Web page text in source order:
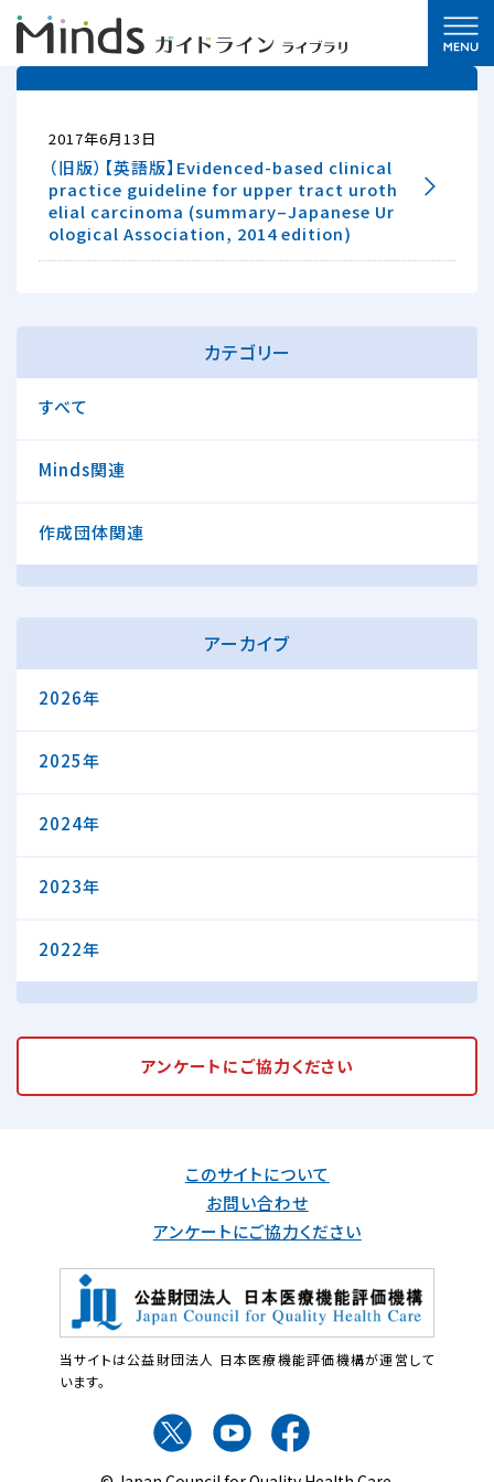
2017年6月13日
（旧版）【英語版】Evidenced-based clinical
practice guideline for upper tract uroth
elial carcinoma (summary–Japanese Ur
ological Association, 2014 edition)
カテゴリー
すべて
Minds関連
作成団体関連
アーカイブ
2026年
2025年
2024年
2023年
2022年
アンケートにご協力ください
このサイトについて
お問い合わせ
アンケートにご協力ください
当サイトは公益財団法人 日本医療機能評価機構が運営して
います。